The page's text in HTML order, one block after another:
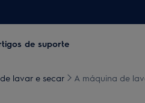
de suporte
lavar e secar A máquina de